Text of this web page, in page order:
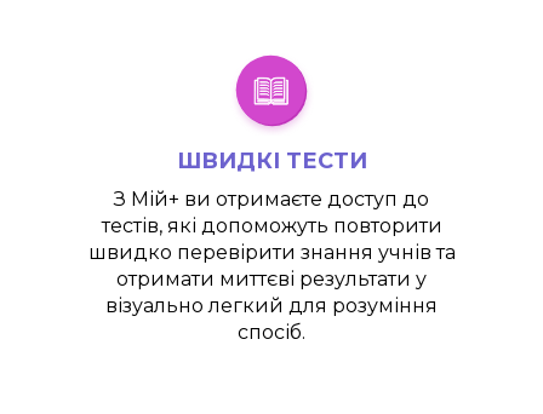
ШВИДКІ ТЕСТИ
З Мій+ ви отримаєте доступ до
тестів, які допоможуть повторити
швидко перевірити знання учнів та
отримати миттєві результати у
візуально легкий для розуміння
спосіб.